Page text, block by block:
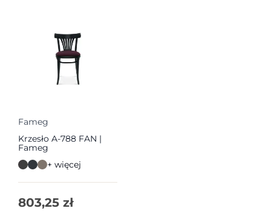
Fameg
Krzesło A-788 FAN |
Fameg
+ więcej
803,25 zł